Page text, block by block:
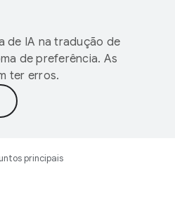
de IA na tradução de
de preferência. As
ter erros.
principais